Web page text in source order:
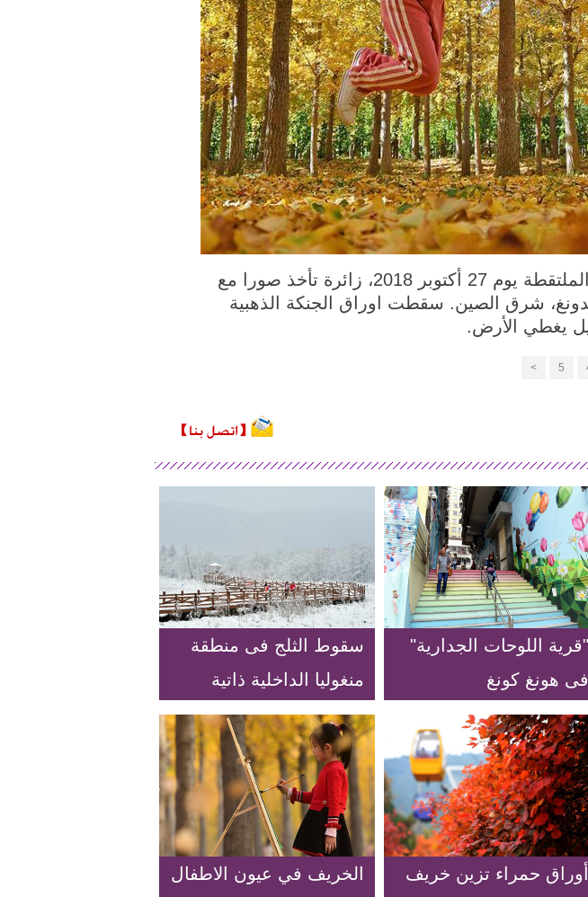
يانتاي، شاندونغ 29 أكتوبر 2018 (شينخوانت) في الصورة الملتقطة يوم 27 أكتوبر 2018، زائرة تأخذ صورا مع
شرق الصين. سقطت اوراق الجنكة الذهبية
يغطي الأرض.
5
>
"قرية اللوحات الجدارية"
فى هونغ كونغ
سقوط الثلج فى منطقة
منغوليا الداخلية ذاتية
الحكم
أوراق حمراء تزين خريف الخريف في عيون الاطفال